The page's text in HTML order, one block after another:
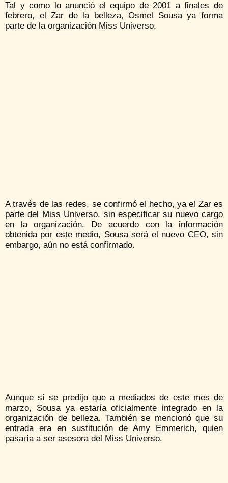
Tal y como lo anunció el equipo de 2001 a finales de
febrero, el Zar de la belleza, Osmel Sousa ya forma
parte de la organización Miss Universo.
A través de las redes, se confirmó el hecho, ya el Zar es
parte del Miss Universo, sin especificar su nuevo cargo
en la organización. De acuerdo con la información
obtenida por este medio, Sousa será el nuevo CEO, sin
embargo, aún no está confirmado.
Aunque sí se predijo que a mediados de este mes de
marzo, Sousa ya estaría oficialmente integrado en la
organización de belleza. También se mencionó que su
entrada era en sustitución de Amy Emmerich, quien
pasaría a ser asesora del Miss Universo.